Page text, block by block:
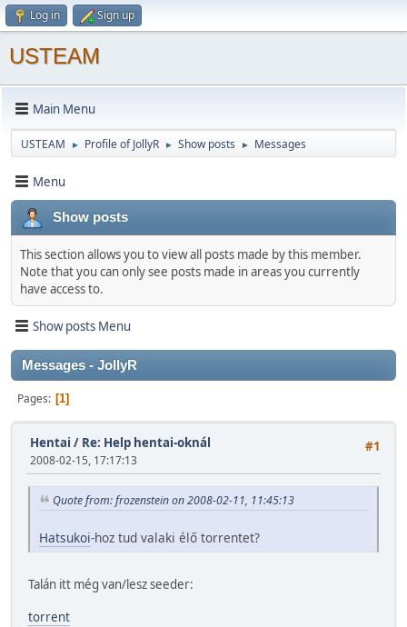
Log in Sign up
USTEAM
Main Menu
USTEAM ► Profile of JollyR ► Show posts ► Messages
Menu
Show posts
This section allows you to view all posts made by this member.
Note that you can only see posts made in areas you currently
have access to.
Show posts Menu
Messages - JollyR
Pages 1
#1
Hentai / Re: Help hentai-oknál
2008-02-15, 17:17:13
Quote from: frozenstein on 2008-02-11, 11:45:13
Hatsukoi-hoz tud valaki élő torrentet?
Talán itt még van/lesz seeder:
torrent